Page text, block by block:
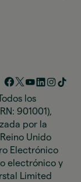
los
901001),
por la
Unido
Electrónico
electrónico y
Limited